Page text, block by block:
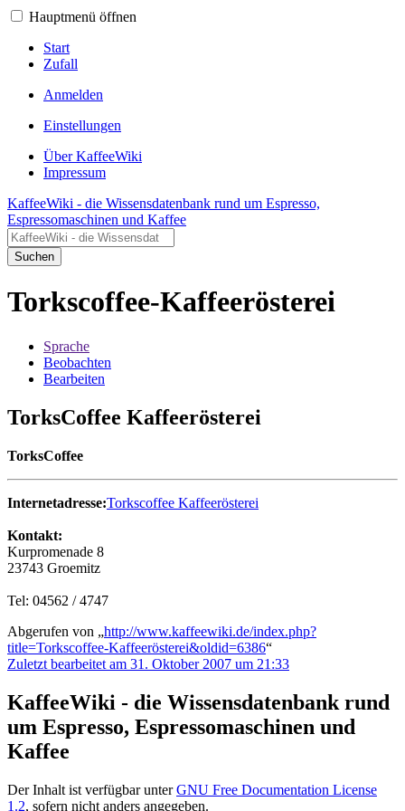
Hauptmenü öffnen
Start
Zufall
Anmelden
Einstellungen
Über KaffeeWiki
Impressum
KaffeeWiki - die Wissensdatenbank rund um Espresso,
Espressomaschinen und Kaffee
Suchen
Torkscoffee-Kaffeerösterei
Sprache
Beobachten
Bearbeiten
TorksCoffee Kaffeerösterei
TorksCoffee
Internetadresse:Torkscoffee Kaffeerösterei
Kontakt:
Kurpromenade 8
23743 Groemitz
Tel: 04562 / 4747
Abgerufen von „http://www.kaffeewiki.de/index.php?
title=Torkscoffee-Kaffeerösterei&oldid=6386“
Zuletzt bearbeitet am 31. Oktober 2007 um 21:33
KaffeeWiki - die Wissensdatenbank rund
um Espresso, Espressomaschinen und
Kaffee
Der Inhalt ist verfügbar unterGNU Free Documentation License
1.2, sofern nicht anders angegeben.